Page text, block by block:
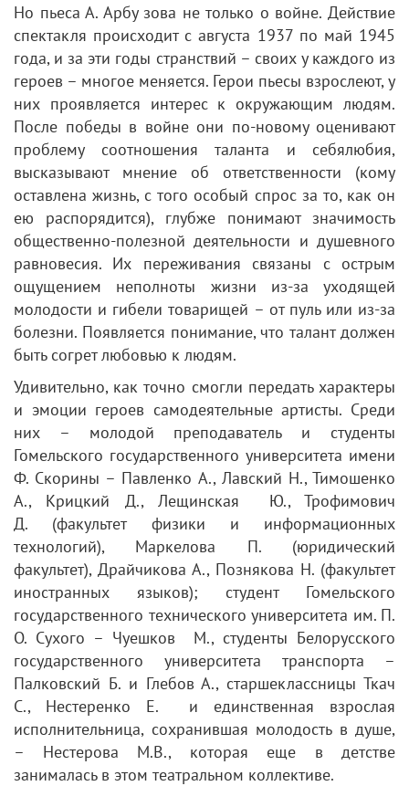
Но пьеса А. Арбу зова не только о войне. Действие
спектакля происходит с августа 1937 по май 1945
года, и за эти годы странствий – своих у каждого из
героев – многое меняется. Герои пьесы взрослеют, у
них проявляется интерес к окружающим людям.
После победы в войне они по-новому оценивают
проблему соотношения таланта и себялюбия,
высказывают мнение об ответственности (кому
оставлена жизнь, с того особый спрос за то, как он
ею распорядится), глубже понимают значимость
общественно-полезной деятельности и душевного
равновесия. Их переживания связаны с острым
ощущением неполноты жизни из-за уходящей
молодости и гибели товарищей – от пуль или из-за
болезни. Появляется понимание, что талант должен
быть согрет любовью к людям.
Удивительно, как точно смогли передать характеры
и эмоции героев самодеятельные артисты. Среди
них – молодой преподаватель и студенты
Гомельского государственного университета имени
Ф. Скорины – Павленко А., Лавский Н., Тимошенко
А., Крицкий Д., Лещинская Ю., Трофимович
Д. (факультет физики и информационных
технологий), Маркелова П. (юридический
факультет), Драйчикова А., Познякова Н. (факультет
иностранных языков); студент Гомельского
государственного технического университета им. П.
О. Сухого – Чуешков М., студенты Белорусского
государственного университета транспорта –
Палковский Б. и Глебов А., старшеклассницы Ткач
С., Нестеренко Е. и единственная взрослая
исполнительница, сохранившая молодость в душе,
– Нестерова М.В., которая еще в детстве
занималась в этом театральном коллективе.